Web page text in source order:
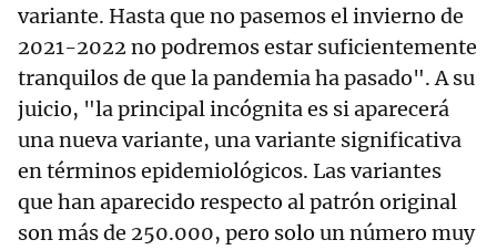
variante. Hasta que no pasemos el invierno de
2021-2022 no podremos estar suficientemente
tranquilos de que la pandemia ha pasado". A su
juicio, "la principal incógnita es si aparecerá
una nueva variante, una variante significativa
en términos epidemiológicos. Las variantes
que han aparecido respecto al patrón original
son más de 250.000, pero solo un número muy